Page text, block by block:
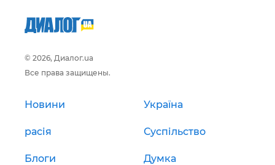
© 2026, Диалог.ua
Все права защищены.
Новини Україна
расія Суспільство
Блоги Думка